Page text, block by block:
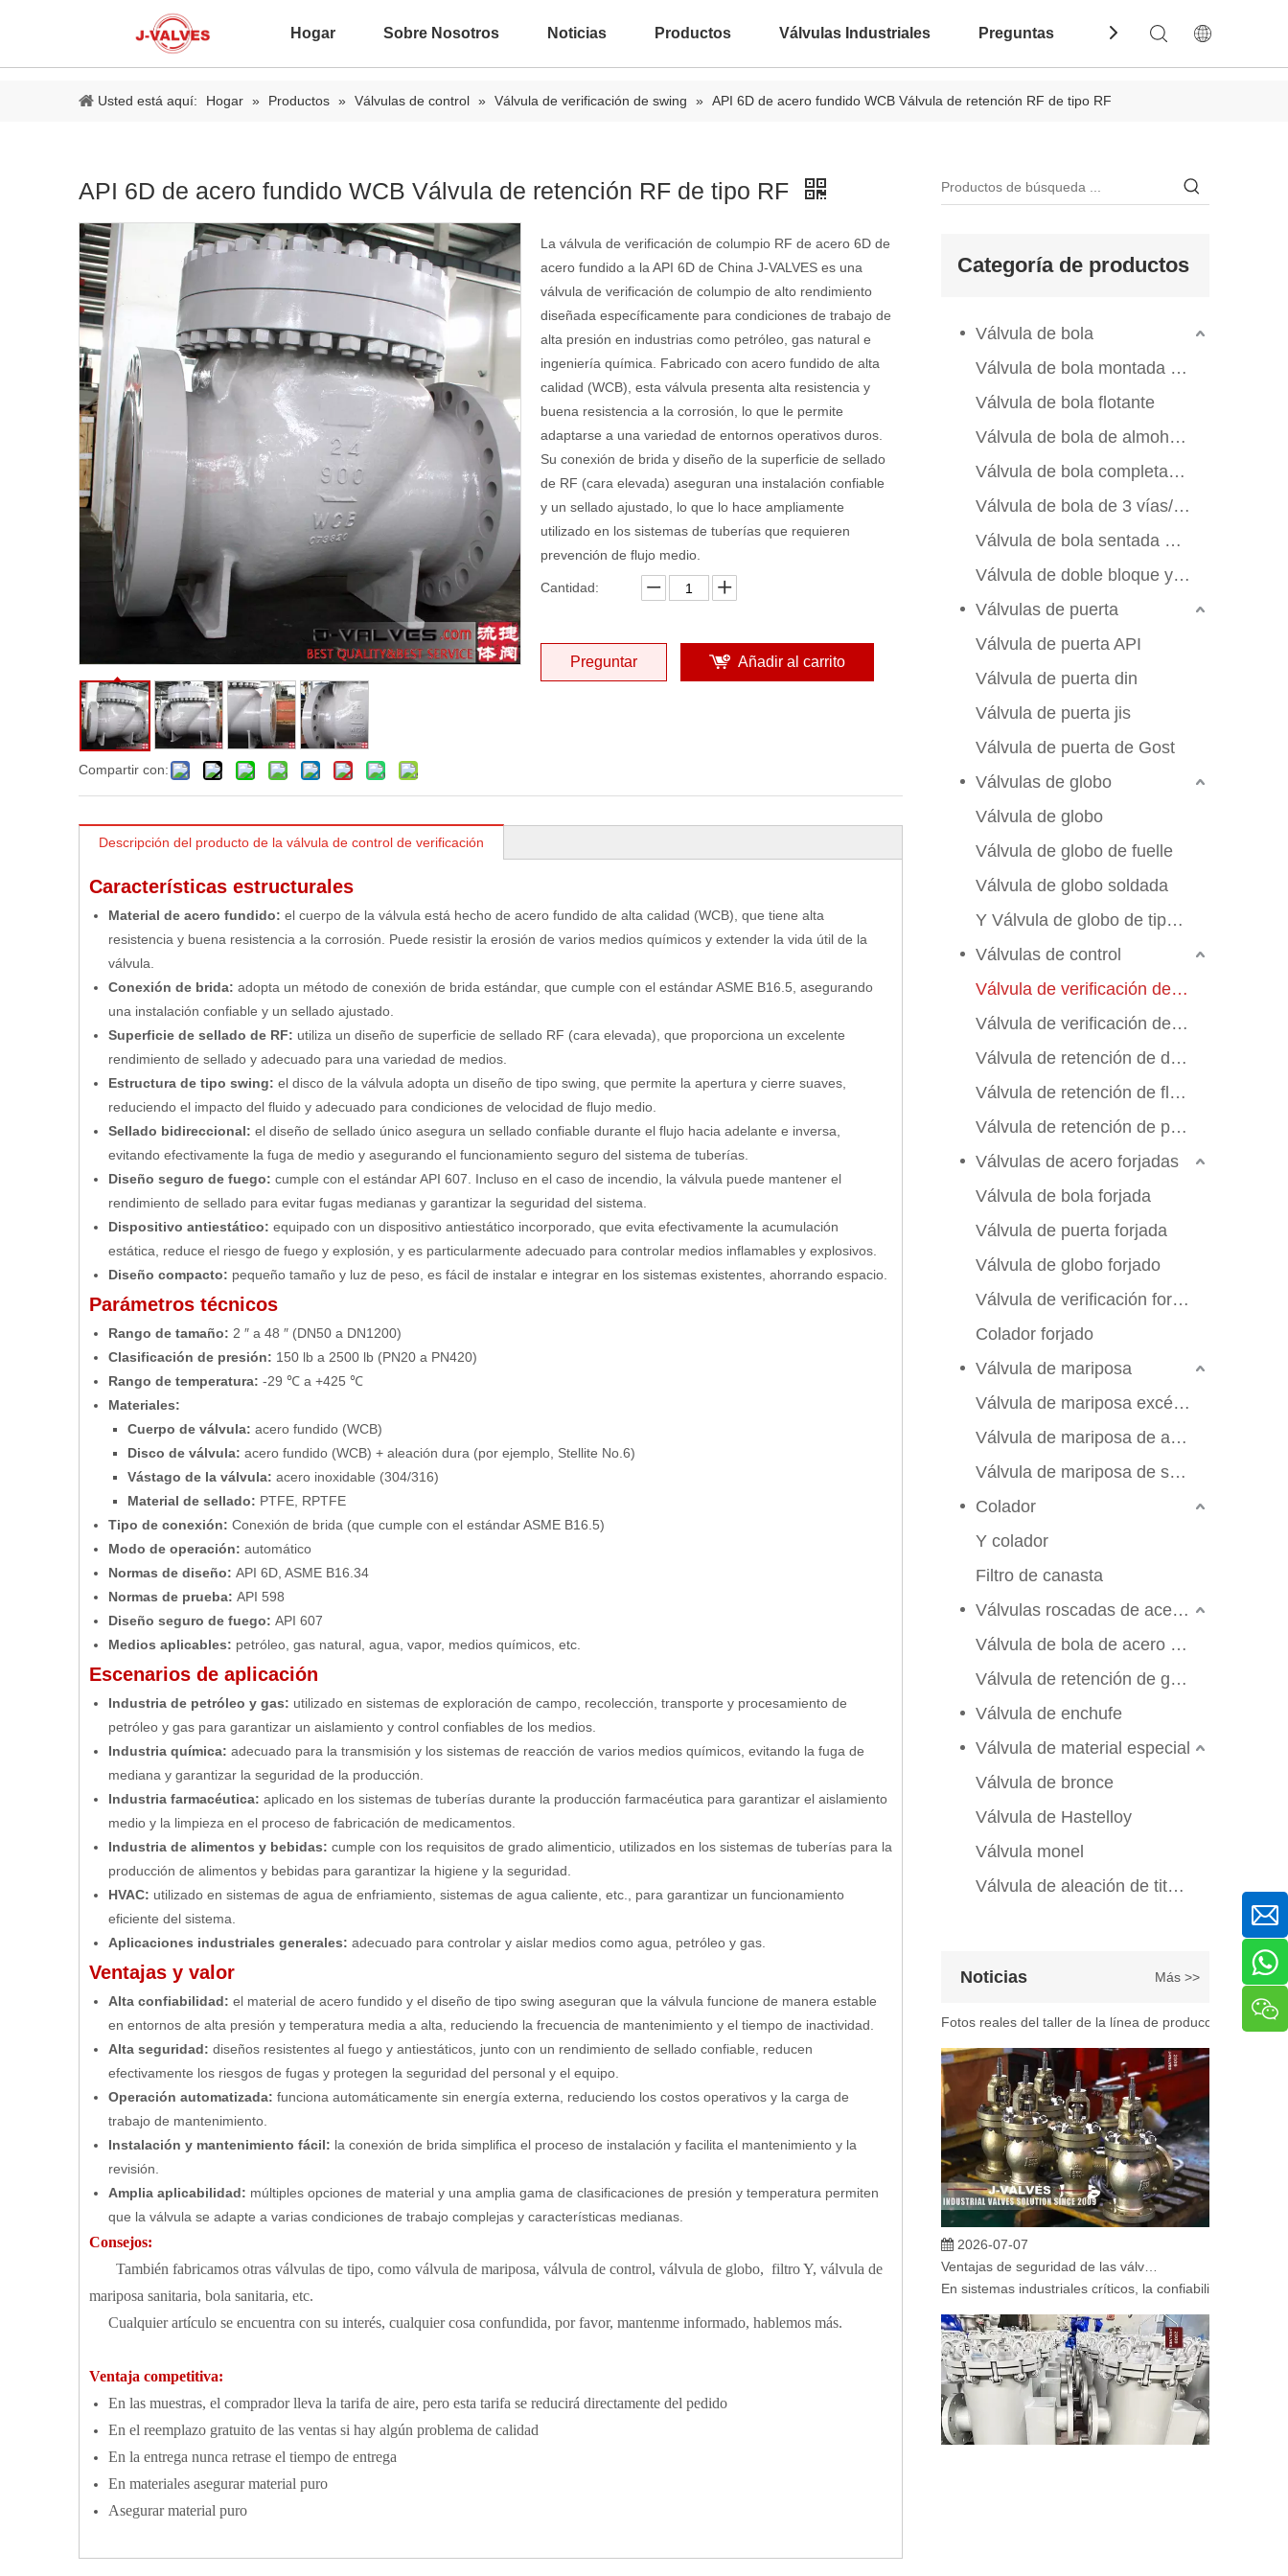
Hogar Sobre Nosotros Noticias Productos Válvulas Industriales Preguntas Frecuentes Contáctenos
Usted está aquí: Hogar » Productos » Válvulas de control » Válvula de verificación de swing » API 6D de acero fundido WCB Válvula de retención RF de tipo RF
API 6D de acero fundido WCB Válvula de retención RF de tipo RF
Compartir con:
La válvula de verificación de columpio RF de acero 6D de
acero fundido a la API 6D de China J-VALVES es una
válvula de verificación de columpio de alto rendimiento
diseñada específicamente para condiciones de trabajo de
alta presión en industrias como petróleo, gas natural e
ingeniería química. Fabricado con acero fundido de alta
calidad (WCB), esta válvula presenta alta resistencia y
buena resistencia a la corrosión, lo que le permite
adaptarse a una variedad de entornos operativos duros.
Su conexión de brida y diseño de la superficie de sellado
de RF (cara elevada) aseguran una instalación confiable
y un sellado ajustado, lo que lo hace ampliamente
utilizado en los sistemas de tuberías que requieren
prevención de flujo medio.
Cantidad:
Preguntar Añadir al carrito
Descripción del producto de la válvula de control de verificación
Características estructurales
Material de acero fundido: el cuerpo de la válvula está hecho de acero fundido de alta calidad (WCB), que tiene alta
resistencia y buena resistencia a la corrosión. Puede resistir la erosión de varios medios químicos y extender la vida útil de la
válvula.
Conexión de brida: adopta un método de conexión de brida estándar, que cumple con el estándar ASME B16.5, asegurando
una instalación confiable y un sellado ajustado.
Superficie de sellado de RF: utiliza un diseño de superficie de sellado RF (cara elevada), que proporciona un excelente
rendimiento de sellado y adecuado para una variedad de medios.
Estructura de tipo swing: el disco de la válvula adopta un diseño de tipo swing, que permite la apertura y cierre suaves,
reduciendo el impacto del fluido y adecuado para condiciones de velocidad de flujo medio.
Sellado bidireccional: el diseño de sellado único asegura un sellado confiable durante el flujo hacia adelante e inversa,
evitando efectivamente la fuga de medio y asegurando el funcionamiento seguro del sistema de tuberías.
Diseño seguro de fuego: cumple con el estándar API 607. Incluso en el caso de incendio, la válvula puede mantener el
rendimiento de sellado para evitar fugas medianas y garantizar la seguridad del sistema.
Dispositivo antiestático: equipado con un dispositivo antiestático incorporado, que evita efectivamente la acumulación
estática, reduce el riesgo de fuego y explosión, y es particularmente adecuado para controlar medios inflamables y explosivos.
Diseño compacto: pequeño tamaño y luz de peso, es fácil de instalar e integrar en los sistemas existentes, ahorrando espacio.
Parámetros técnicos
Rango de tamaño: 2 ″ a 48 ″ (DN50 a DN1200)
Clasificación de presión: 150 lb a 2500 lb (PN20 a PN420)
Rango de temperatura: -29 ℃ a +425 ℃
Materiales:
Cuerpo de válvula: acero fundido (WCB)
Disco de válvula: acero fundido (WCB) + aleación dura (por ejemplo, Stellite No.6)
Vástago de la válvula: acero inoxidable (304/316)
Material de sellado: PTFE, RPTFE
Tipo de conexión: Conexión de brida (que cumple con el estándar ASME B16.5)
Modo de operación: automático
Normas de diseño: API 6D, ASME B16.34
Normas de prueba: API 598
Diseño seguro de fuego: API 607
Medios aplicables: petróleo, gas natural, agua, vapor, medios químicos, etc.
Escenarios de aplicación
Industria de petróleo y gas: utilizado en sistemas de exploración de campo, recolección, transporte y procesamiento de
petróleo y gas para garantizar un aislamiento y control confiables de los medios.
Industria química: adecuado para la transmisión y los sistemas de reacción de varios medios químicos, evitando la fuga de
mediana y garantizar la seguridad de la producción.
Industria farmacéutica: aplicado en los sistemas de tuberías durante la producción farmacéutica para garantizar el aislamiento
medio y la limpieza en el proceso de fabricación de medicamentos.
Industria de alimentos y bebidas: cumple con los requisitos de grado alimenticio, utilizados en los sistemas de tuberías para la
producción de alimentos y bebidas para garantizar la higiene y la seguridad.
HVAC: utilizado en sistemas de agua de enfriamiento, sistemas de agua caliente, etc., para garantizar un funcionamiento
eficiente del sistema.
Aplicaciones industriales generales: adecuado para controlar y aislar medios como agua, petróleo y gas.
Ventajas y valor
Alta confiabilidad: el material de acero fundido y el diseño de tipo swing aseguran que la válvula funcione de manera estable
en entornos de alta presión y temperatura media a alta, reduciendo la frecuencia de mantenimiento y el tiempo de inactividad.
Alta seguridad: diseños resistentes al fuego y antiestáticos, junto con un rendimiento de sellado confiable, reducen
efectivamente los riesgos de fugas y protegen la seguridad del personal y el equipo.
Operación automatizada: funciona automáticamente sin energía externa, reduciendo los costos operativos y la carga de
trabajo de mantenimiento.
Instalación y mantenimiento fácil: la conexión de brida simplifica el proceso de instalación y facilita el mantenimiento y la
revisión.
Amplia aplicabilidad: múltiples opciones de material y una amplia gama de clasificaciones de presión y temperatura permiten
que la válvula se adapte a varias condiciones de trabajo complejas y características medianas.
Consejos:
También fabricamos otras válvulas de tipo, como válvula de mariposa, válvula de control, válvula de globo, filtro Y, válvula de
mariposa sanitaria, bola sanitaria, etc.
Cualquier artículo se encuentra con su interés, cualquier cosa confundida, por favor, mantenme informado, hablemos más.
Ventaja competitiva:
En las muestras, el comprador lleva la tarifa de aire, pero esta tarifa se reducirá directamente del pedido
En el reemplazo gratuito de las ventas si hay algún problema de calidad
En la entrega nunca retrase el tiempo de entrega
En materiales asegurar material puro
Asegurar material puro
Categoría de productos
Válvula de bola
Válvula de bola montada en el muelle
Válvula de bola flotante
Válvula de bola de almohadilla de montaje
Válvula de bola completamente soldada
Válvula de bola de 3 vías/4 vías
Válvula de bola sentada de metal
Válvula de doble bloque y sangrado
Válvulas de puerta
Válvula de puerta API
Válvula de puerta din
Válvula de puerta jis
Válvula de puerta de Gost
Válvulas de globo
Válvula de globo
Válvula de globo de fuelle
Válvula de globo soldada
Y Válvula de globo de tipo Y
Válvulas de control
Válvula de verificación de swing
Válvula de verificación de elevación
Válvula de retención de doble aleta
Válvula de retención de flujo axial
Válvula de retención de placa de manchas
Válvulas de acero forjadas
Válvula de bola forjada
Válvula de puerta forjada
Válvula de globo forjado
Válvula de verificación forjada
Colador forjado
Válvula de mariposa
Válvula de mariposa excéntrica triple
Válvula de mariposa de alto rendimiento
Válvula de mariposa de sello suave
Colador
Y colador
Filtro de canasta
Válvulas roscadas de acero inoxidable
Válvula de bola de acero inoxidable
Válvula de retención de globo de compuerta
Válvula de enchufe
Válvula de material especial
Válvula de bronce
Válvula de Hastelloy
Válvula monel
Válvula de aleación de titanio
Noticias Más >>
En ingeniería marina, plataformas marinas y entornos
Fotos reales del taller de la línea de producción de
2026-07-07
En sistemas industriales críticos, la confiabilidad de las